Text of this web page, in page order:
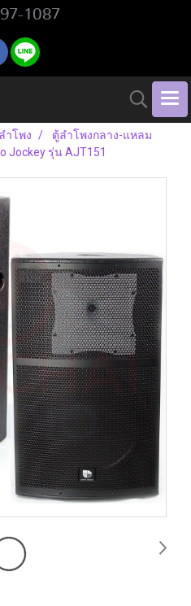
1087
ลำโพง
ตู้ลำโพงกลาง-แหลม
Jockey รุ่น AJT151